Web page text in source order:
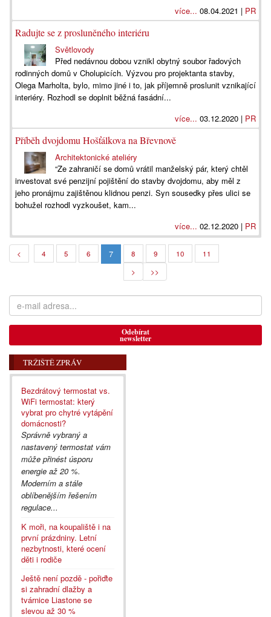
více... 08.04.2021 | PR
Radujte se z prosluněného interiéru
Světlovody
Před nedávnou dobou vznikl obytný soubor řadových
rodinných domů v Cholupicích. Výzvou pro projektanta stavby,
Olega Marholta, bylo, mimo jiné i to, jak příjemně proslunit vznikající
interiéry. Rozhodl se doplnit běžná fasádní...
více... 03.12.2020 | PR
Příběh dvojdomu Hošťálkova na Břevnově
Architektonické ateliéry
“Ze zahraničí se domů vrátil manželský pár, který chtěl
investovat své penzijní pojištění do stavby dvojdomu, aby měl z
jeho pronájmu zajištěnou klidnou penzi. Syn sousedky přes ulici se
bohužel rozhodl vyzkoušet, kam...
více... 02.12.2020 | PR
< 4 5 6 7 8 9 10
11
>
>>
Odebírat
newsletter
TRŽIŠTĚ ZPRÁV
Bezdrátový termostat vs.
WiFi termostat: který
vybrat pro chytré vytápění
domácnosti?
Správně vybraný a
nastavený termostat vám
může přinést úsporu
energie až 20 %.
Moderním a stále
oblíbenějším řešením
regulace...
K moři, na koupaliště i na
první prázdniny. Letní
nezbytnosti, které ocení
děti i rodiče
Ještě není pozdě - pořiďte
si zahradní dlažby a
tvárnice Liastone se
slevou až 30 %